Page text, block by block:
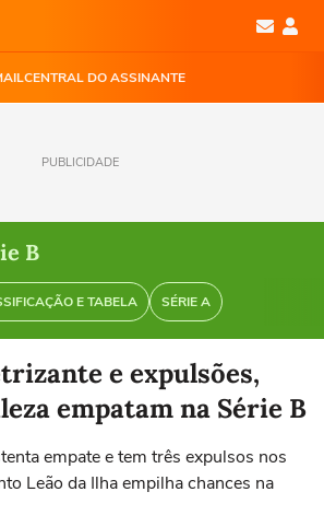
CENTRAL DO ASSINANTE
PUBLICIDADE
B
E TABELA SÉRIE A
ver as notíciase expulsões,
empatam na Série B
empate e tem três expulsos nos
Leão da Ilha empilha chances na